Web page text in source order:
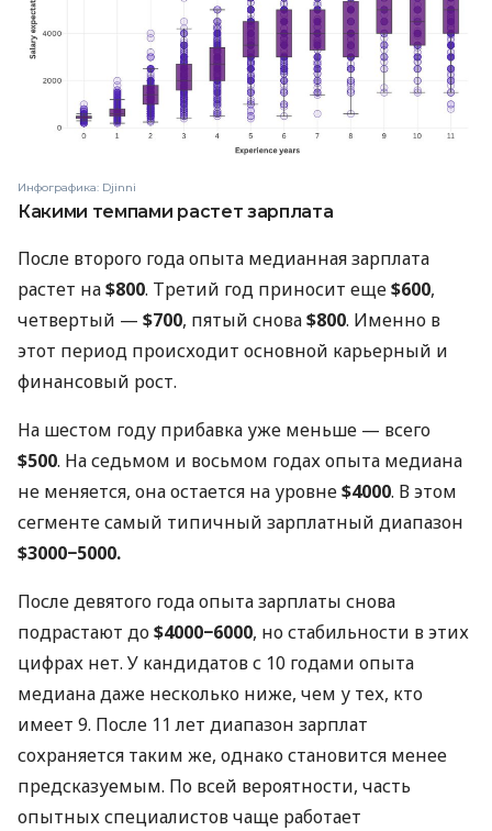
Инфографика: Djinni
Какими темпами растет зарплата
После второго года опыта медианная зарплата
растет на$800. Третий год приносит еще$600,
четвертый — $700, пятый снова$800. Именно в
этот период происходит основной карьерный и
финансовый рост.
На шестом году прибавка уже меньше — всего
$500. На седьмом и восьмом годах опыта медиана
не меняется, она остается на уровне$4000. В этом
сегменте самый типичный зарплатный диапазон
$3000−5000.
После девятого года опыта зарплаты снова
подрастают до$4000−6000, но стабильности в этих
цифрах нет. У кандидатов с 10 годами опыта
медиана даже несколько ниже, чем у тех, кто
имеет 9. После 11 лет диапазон зарплат
сохраняется таким же, однако становится менее
предсказуемым. По всей вероятности, часть
опытных специалистов чаще работает